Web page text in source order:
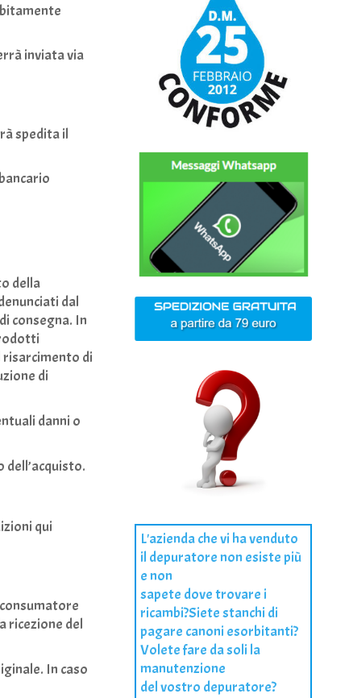
inviata via
spedita il
della
dal
consegna. In
di
di
danni o
qui
ricezione del
In caso
L'azienda che vi ha venduto
il depuratore non esiste più
e non
sapete dove trovare i
ricambi?Siete stanchi di
pagare canoni esorbitanti?
Volete fare da soli la
manutenzione
del vostro depuratore?